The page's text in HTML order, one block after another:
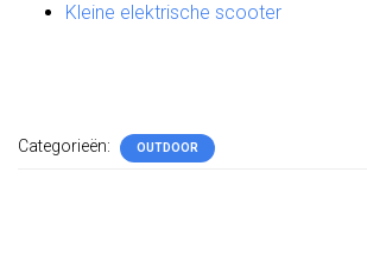
Kleine elektrische scooter
Categorieën: OUTDOOR